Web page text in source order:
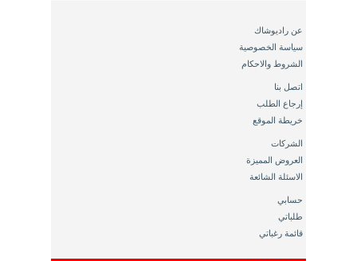
عن راديوشاك
سياسة الخصوصية
الشروط والاحكام
اتصل بنا
إرجاع الطلب
خريطة الموقع
الشركات
العروض المميزة
الاسئلة الشائعة
حسابي
طلباتي
قائمة رغباتي